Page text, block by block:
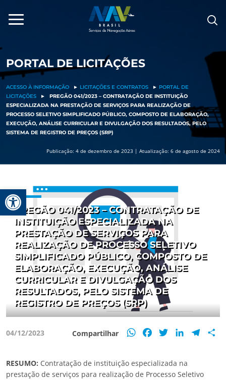
Barra de Ferramentas Aberta
para
PORTAL DE LICITAÇÕES
ACESSO À INFORMAÇÃO ► LICITAÇÕES E CONTRATOS ► PORTAL DE
LICITAÇÕES
►
PREGÃO 041/2023 – CONTRATAÇÃO DE INSTITUIÇÃO
ESPECIALIZADA NA PRESTAÇÃO DE SERVIÇOS PARA REALIZAÇÃO DE
PROCESSO SELETIVO SIMPLIFICADO PÚBLICO, COMPOSTO DE ELABORAÇÃO,
EXECUÇÃO, ANÁLISE CURRICULAR E DIVULGAÇÃO DOS RESULTADOS, PELO
SISTEMA DE REGISTRO DE PREÇOS (SRP)
Publicação: 4 de dezembro de 2023 | Atualização: 6 de agosto de 2024
PREGÃO 041/2023 – CONTRATAÇÃO DE
INSTITUIÇÃO ESPECIALIZADA NA
PRESTAÇÃO DE SERVIÇOS PARA
REALIZAÇÃO DE PROCESSO SELETIVO
SIMPLIFICADO PÚBLICO, COMPOSTO DE
ELABORAÇÃO, EXECUÇÃO, ANÁLISE
CURRICULAR E DIVULGAÇÃO DOS
RESULTADOS, PELO SISTEMA DE
REGISTRO DE PREÇOS (SRP)
04/12/2023 Compartilhar WhatsApp
FacebookTwitterLinkedIn
RESUMO: Contratação de instituição especializada na
prestação de serviços para realização de Processo Seletivo